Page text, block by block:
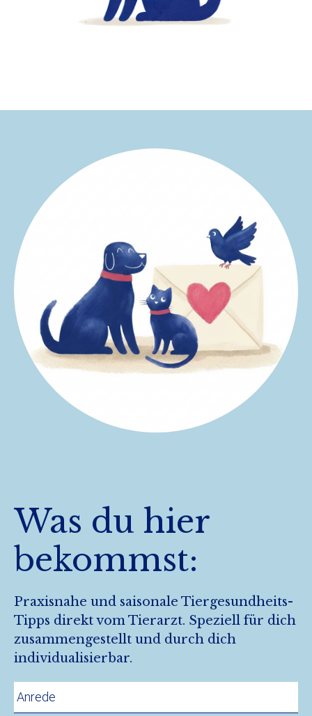
Was du hier
bekommst:
Praxisnahe und saisonale Tiergesundheits-
Tipps direkt vom Tierarzt. Speziell für dich
zusammengestellt und durch dich
individualisierbar.